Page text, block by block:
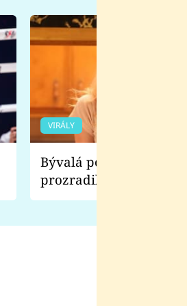
VIRÁLY
Bývalá pornoherečka
prozradila, co ji
natáčení Euforie.